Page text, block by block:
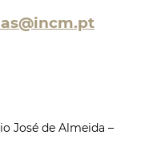
José de Almeida –